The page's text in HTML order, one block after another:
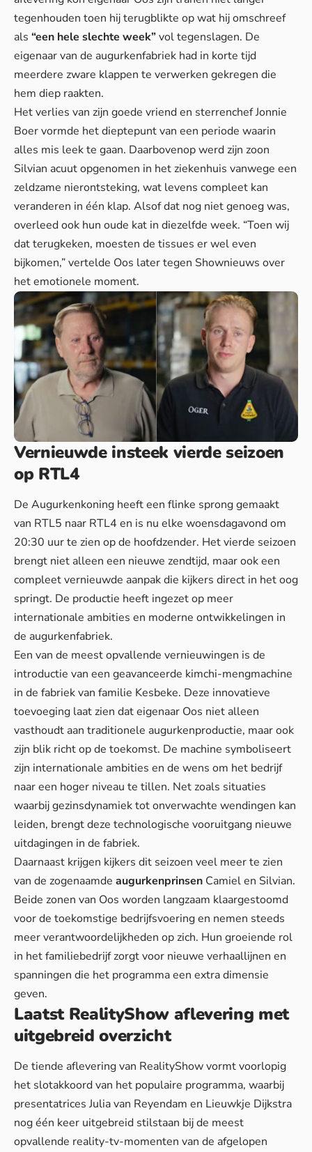
tegenhouden toen hij terugblikte op wat hij omschreef
als “een hele slechte week”vol tegenslagen. De
eigenaar van de augurkenfabriek had in korte tijd
meerdere zware klappen te verwerken gekregen die
hem diep raakten.
Het verlies van zijn goede vriend en sterrenchef Jonnie
Boer vormde het dieptepunt van een periode waarin
alles mis leek te gaan. Daarbovenop werd zijn zoon
Silvian acuut opgenomen in het ziekenhuis vanwege een
zeldzame nierontsteking, wat levens compleet kan
veranderen in één klap. Alsof dat nog niet genoeg was,
overleed ook hun oude kat in diezelfde week. “Toen wij
dat terugkeken, moesten de tissues er wel even
bijkomen,” vertelde Oos later tegen Shownieuws over
het emotionele moment.
Vernieuwde insteek vierde seizoen
op RTL4
De Augurkenkoning heeft een flinke sprong gemaakt
van RTL5 naar RTL4 en is nu elke woensdagavond om
20:30 uur te zien op de hoofdzender. Het vierde seizoen
brengt niet alleen een nieuwe zendtijd, maar ook een
compleet vernieuwde aanpak die kijkers direct in het oog
springt. De productie heeft ingezet op meer
internationale ambities en moderne ontwikkelingen in
de augurkenfabriek.
Een van de meest opvallende vernieuwingen is de
introductie van een geavanceerde kimchi-mengmachine
in de fabriek van familie Kesbeke. Deze innovatieve
toevoeging laat zien dat eigenaar Oos niet alleen
vasthoudt aan traditionele augurkenproductie, maar ook
zijn blik richt op de toekomst. De machine symboliseert
zijn internationale ambities en de wens om het bedrijf
naar een hoger niveau te tillen. Net zoals situaties
waarbijgezinsdynamiek tot onverwachte wendingen kan
leiden, brengt deze technologische vooruitgang nieuwe
uitdagingen in de fabriek.
Daarnaast krijgen kijkers dit seizoen veel meer te zien
van de zogenaamde augurkenprinsen Camiel en Silvian.
Beide zonen van Oos worden langzaam klaargestoomd
voor de toekomstige bedrijfsvoering en nemen steeds
meer verantwoordelijkheden op zich. Hun groeiende rol
in het familiebedrijf zorgt voor nieuwe verhaallijnen en
spanningen die het programma een extra dimensie
geven.
Laatst RealityShow aflevering met
uitgebreid overzicht
De tiende aflevering van RealityShow vormt voorlopig
het slotakkoord van het populaire programma, waarbij
presentatrices Julia van Reyendam en Lieuwkje Dijkstra
nog één keer uitgebreid stilstaan bij de meest
opvallende reality-tv-momenten van de afgelopen